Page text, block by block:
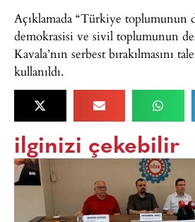
Açıklamada “Türkiye toplumunun
demokrasisi ve sivil toplumunun
Kavala’nın serbest bırakılmasını
kullanıldı.
ilginizi çekebilir